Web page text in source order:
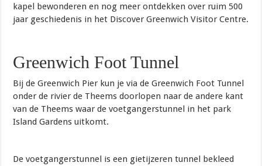
kapel bewonderen en nog meer ontdekken over ruim 500
jaar geschiedenis in het Discover Greenwich Visitor Centre.
Greenwich Foot Tunnel
Bij de Greenwich Pier kun je via de Greenwich Foot Tunnel
onder de rivier de Theems doorlopen naar de andere kant
van de Theems waar de voetgangerstunnel in het park
Island Gardens uitkomt.
De voetgangerstunnel is een gietijzeren tunnel bekleed